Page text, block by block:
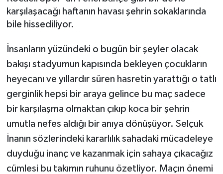
karşılaşacağı haftanın havası şehrin sokaklarında
bile hissediliyor.
İnsanların yüzündeki o bugün bir şeyler olacak
bakışı stadyumun kapısında bekleyen çocukların
heyecanı ve yıllardır süren hasretin yarattığı o tatlı
gerginlik hepsi bir araya gelince bu maç sadece
bir karşılaşma olmaktan çıkıp koca bir şehrin
umutla nefes aldığı bir anıya dönüşüyor. Selçuk
İnanın sözlerindeki kararlılık sahadaki mücadeleye
duyduğu inanç ve kazanmak için sahaya çıkacağız
cümlesi bu takımın ruhunu özetliyor. Maçın önemi